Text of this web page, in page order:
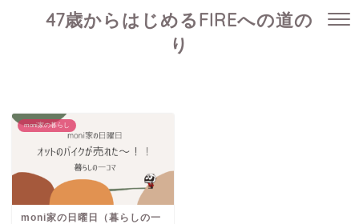
47歳からはじめるFIREへの道の
り
moni家の暮らし
moni家の日曜日（暮らしの一